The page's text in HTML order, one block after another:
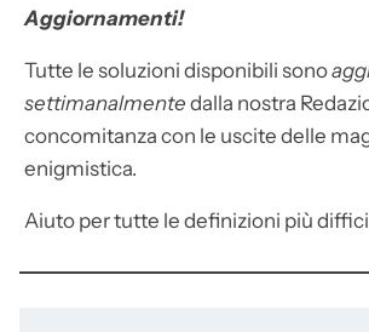
Aggiornamenti!
Tutte le soluzioni disponibili sono
settimanalmente dalla nostra
concomitanza con le uscite delle
enigmistica.
Aiuto per tutte le definizioni più